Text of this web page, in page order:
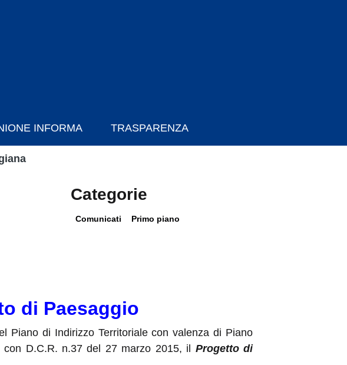
INFORMA TRASPARENZA
Categorie
Comunicati Primo piano
di Paesaggio
Piano di Indirizzo Territoriale con valenza di Piano
con D.C.R. n.37 del 27 marzo 2015, il Progetto di